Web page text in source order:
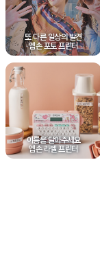
또 다른 일상의 발견
엡손 포토 프린터
이름을 달아주세요
엡손 라벨 프린터